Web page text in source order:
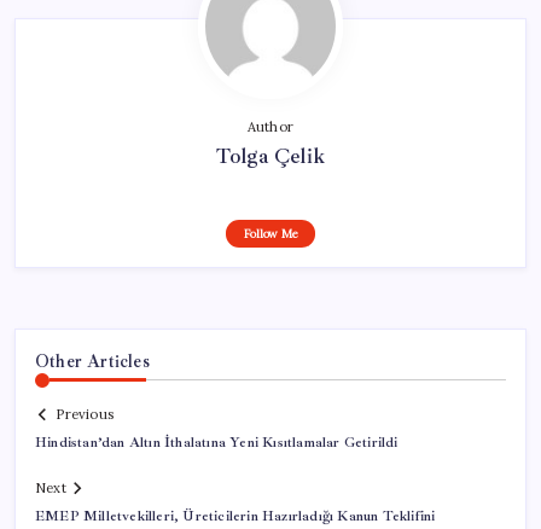
Author
Tolga Çelik
Follow Me
Other Articles
Previous
Hindistan’dan Altın İthalatına Yeni Kısıtlamalar Getirildi
Next
EMEP Milletvekilleri, Üreticilerin Hazırladığı Kanun Teklifini